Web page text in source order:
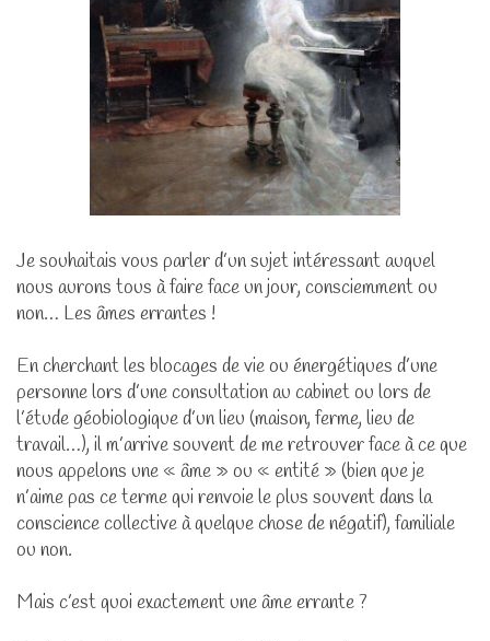
Je souhaitais vous parler d’un sujet intéressant auquel
nous aurons tous à faire face un jour, consciemment ou
non… Les âmes errantes !
En cherchant les blocages de vie ou énergétiques d’une
personne lors d’une consultation au cabinet ou lors de
l’étude géobiologique d’un lieu (maison, ferme, lieu de
travail…), il m’arrive souvent de me retrouver face à ce que
nous appelons une « âme » ou « entité » (bien que je
n’aime pas ce terme qui renvoie le plus souvent dans la
conscience collective à quelque chose de négatif), familiale
ou non.
Mais c’est quoi exactement une âme errante ?